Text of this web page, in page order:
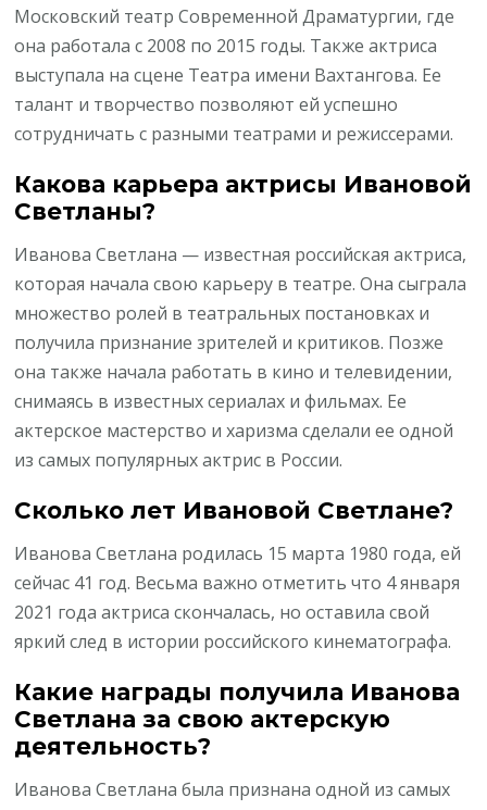
Московский театр Современной Драматургии, где
она работала с 2008 по 2015 годы. Также актриса
выступала на сцене Театра имени Вахтангова. Ее
талант и творчество позволяют ей успешно
сотрудничать с разными театрами и режиссерами.
Какова карьера актрисы Ивановой
Светланы?
Иванова Светлана — известная российская актриса,
которая начала свою карьеру в театре. Она сыграла
множество ролей в театральных постановках и
получила признание зрителей и критиков. Позже
она также начала работать в кино и телевидении,
снимаясь в известных сериалах и фильмах. Ее
актерское мастерство и харизма сделали ее одной
из самых популярных актрис в России.
Сколько лет Ивановой Светлане?
Иванова Светлана родилась 15 марта 1980 года, ей
сейчас 41 год. Весьма важно отметить что 4 января
2021 года актриса скончалась, но оставила свой
яркий след в истории российского кинематографа.
Какие награды получила Иванова
Светлана за свою актерскую
деятельность?
Иванова Светлана была признана одной из самых